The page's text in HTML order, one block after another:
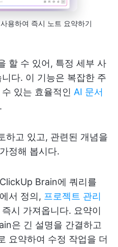
용하여 즉시 노트 요약하기
할 수 있어, 특정 세부 사
다. 이 기능은 복잡한 주
있는 효율적인 AI 문서
하고 있고, 관련된 개념을
정해 봅시다.
Brain에 쿼리를
서 정의, 프로젝트 관리
시 가져옵니다. 요약이
은 긴 설명을 간결하고
요약하여 수정 작업을 더